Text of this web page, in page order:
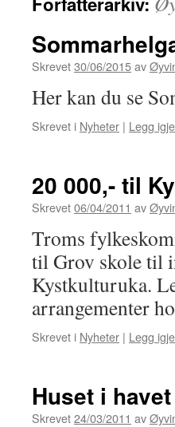
Skrevet30/06/2015av
Her kan du se
Skrevet i Nyheter | Legg
20 000,- til
Skrevet06/04/2011 av
Troms
til Grov skole til
Kystkulturuka.
arrangementer
Skrevet i Nyheter | Legg
Huset i
Skrevet24/03/2011 av